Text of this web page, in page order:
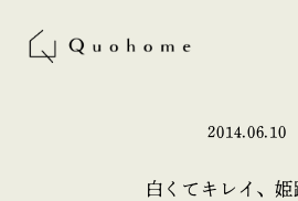
2014.06.10
白くてキレイ、